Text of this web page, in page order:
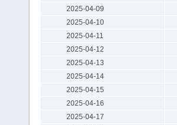
2025-04-09
2025-04-10
2025-04-11
2025-04-12
2025-04-13
2025-04-14
2025-04-15
2025-04-16
2025-04-17